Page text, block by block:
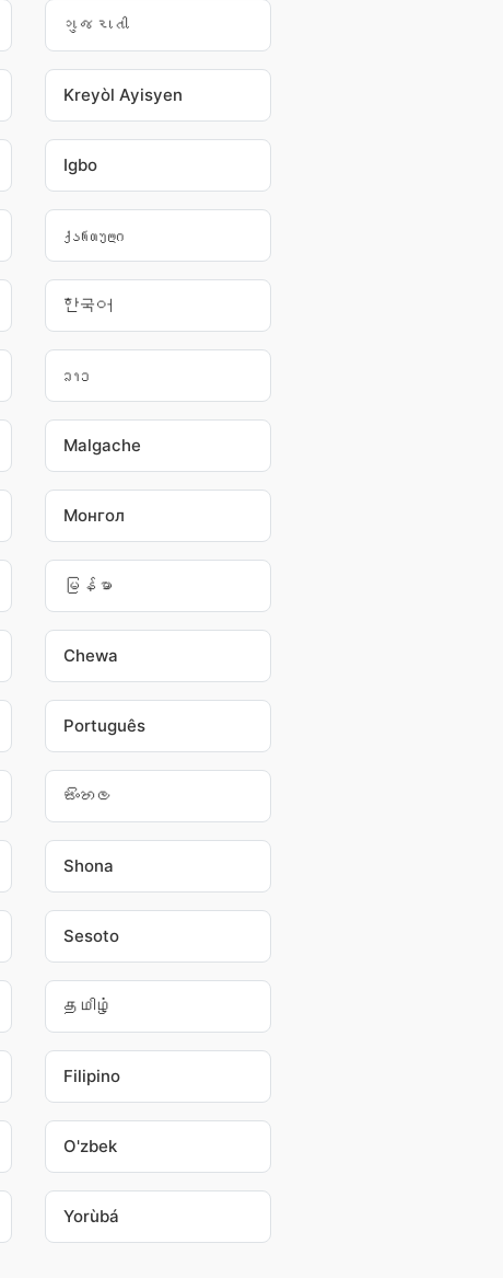
ગુજરાતી
Kreyòl Ayisyen
Igbo
ქართული
한국어
ລາວ
Malgache
Монгол
မြန်မာ
Chewa
Português
සිංහල
Shona
Sesoto
தமிழ்
Filipino
O'zbek
Yorùbá